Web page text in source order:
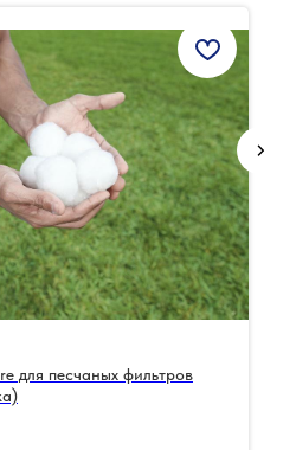
для песчаных фильтров